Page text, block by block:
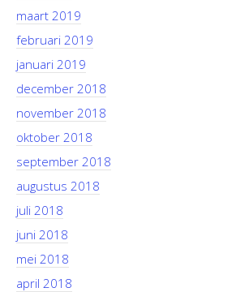
maart 2019
februari 2019
januari 2019
december 2018
november 2018
oktober 2018
september 2018
augustus 2018
juli 2018
juni 2018
mei 2018
april 2018